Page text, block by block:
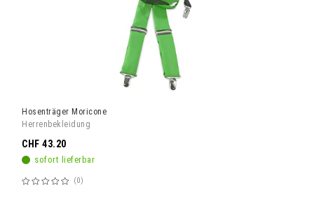
Hosenträger Moricone
Herrenbekleidung
sofort lieferbar
Bewertung:
0
CHF 43.20